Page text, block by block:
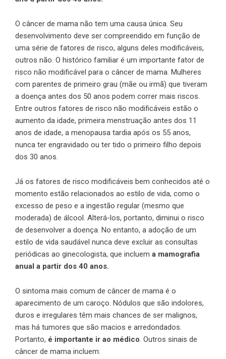
O câncer de mama não tem uma causa única. Seu
desenvolvimento deve ser compreendido em função de
uma série de fatores de risco, alguns deles modificáveis,
outros não. O histórico familiar é um importante fator de
risco não modificável para o câncer de mama. Mulheres
com parentes de primeiro grau (mãe ou irmã) que tiveram
a doença antes dos 50 anos podem correr mais riscos.
Entre outros fatores de risco não modificáveis estão o
aumento da idade, primeira menstruação antes dos 11
anos de idade, a menopausa tardia após os 55 anos,
nunca ter engravidado ou ter tido o primeiro filho depois
dos 30 anos.
Já os fatores de risco modificáveis bem conhecidos até o
momento estão relacionados ao estilo de vida, como o
excesso de peso e a ingestão regular (mesmo que
moderada) de álcool. Alterá-los, portanto, diminui o risco
de desenvolver a doença. No entanto, a adoção de um
estilo de vida saudável nunca deve excluir as consultas
periódicas ao ginecologista, que incluem a mamografia
anual a partir dos 40 anos.
O sintoma mais comum de câncer de mama é o
aparecimento de um caroço. Nódulos que são indolores,
duros e irregulares têm mais chances de ser malignos,
mas há tumores que são macios e arredondados.
Portanto, é importante ir ao médico. Outros sinais de
câncer de mama incluem: